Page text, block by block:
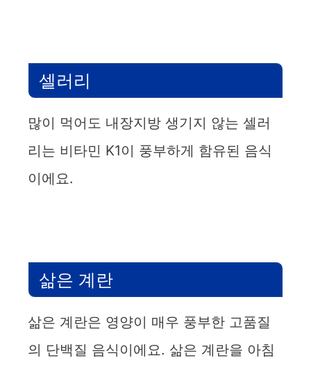
셀러리
많이 먹어도 내장지방 생기지 않는 셀러
리는 비타민 K1이 풍부하게 함유된 음식
이에요.
삶은 계란
삶은 계란은 영양이 매우 풍부한 고품질
의 단백질 음식이에요. 삶은 계란을 아침